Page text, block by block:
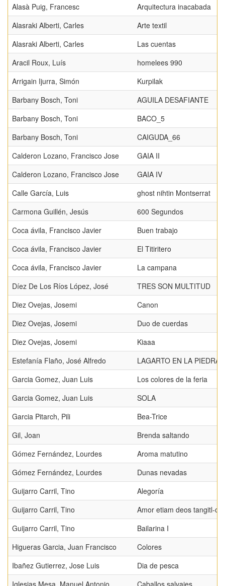
Alasà Puig, Francesc
Arquitectura inacabada
Alasraki Alberti, Carles
Arte textil
Alasraki Alberti, Carles
Las cuentas
Aracil Roux, Luís
homelees 990
Arrigain Ijurra, Simón
Kurpilak
Barbany Bosch, Toni
AGUILA DESAFIANTE
Barbany Bosch, Toni
BACO_5
Barbany Bosch, Toni
CAIGUDA_66
Calderon Lozano, Francisco Jose
GAIA II
Calderon Lozano, Francisco Jose
GAIA IV
Calle García, Luis
ghost nihtin Montserrat
Carmona Guillén, Jesús
600 Segundos
Coca ávila, Francisco Javier
Buen trabajo
Coca ávila, Francisco Javier
El Titiritero
Coca ávila, Francisco Javier
La campana
Díez De Los Ríos López, José
TRES SON MULTITUD
Diez Ovejas, Josemi
Canon
Diez Ovejas, Josemi
Duo de cuerdas
Diez Ovejas, Josemi
Kiaaa
Estefanía Flaño, José Alfredo
LAGARTO EN LA PIEDRA
Garcia Gomez, Juan Luis
Los colores de la feria
Garcia Gomez, Juan Luis
SOLA
Garcia Pitarch, Pili
Bea-Trice
Gil, Joan
Brenda saltando
Gómez Fernández, Lourdes
Aroma matutino
Gómez Fernández, Lourdes
Dunas nevadas
Guijarro Carril, Tino
Alegoría
Guijarro Carril, Tino
Amor etiam deos tangitl-
Guijarro Carril, Tino
Bailarina I
Higueras Garcia, Juan Francisco
Colores
Ibañez Gutierrez, Jose Luis
Dia de pesca
Iglesias Mesa, Manuel Antonio
Caballos salvajes